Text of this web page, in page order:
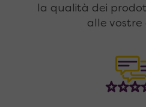
la qualità dei
alle vostre